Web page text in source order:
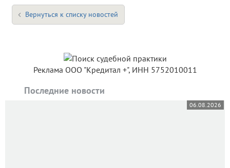
Вернуться к списку новостей
Реклама ООО "Кредитал +", ИНН 5752010011
Последние новости
06.08.2026